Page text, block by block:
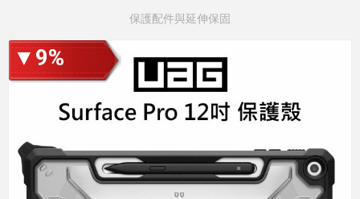
保護配件與延伸保固
▼9%